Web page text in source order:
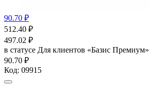
90.70 ₽
512.40 ₽
497.02 ₽
в статусе Для клиентов «Базис Премиум»
90.70 ₽
Код: 09915